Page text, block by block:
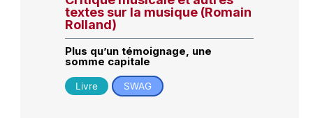
textes sur la musique (Romain
Rolland)
Plus qu’un témoignage, une
somme capitale
Livre SWAG